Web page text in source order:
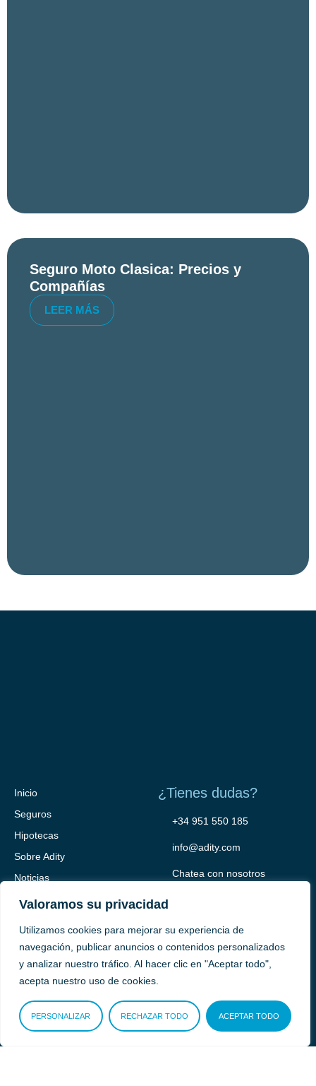
Valoramos su privacidad
Utilizamos cookies para mejorar su experiencia de
navegación, publicar anuncios o contenidos personalizados
y analizar nuestro tráfico. Al hacer clic en "Aceptar todo",
acepta nuestro uso de cookies.
PERSONALIZAR RECHAZAR TODO ACEPTAR TODO
Seguro Moto Clasica: Precios y
Compañías
LEER MÁS
Inicio
Seguros
Hipotecas
Sobre Adity
Noticias
Contacto
¿Tienes dudas?
+34 951 550 185
info@adity.com
Chatea con nosotros
Adity Seguros – Mapa del Sitio –
Términos y condiciones –